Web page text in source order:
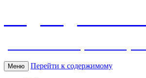
Меню Перейти к содержимому